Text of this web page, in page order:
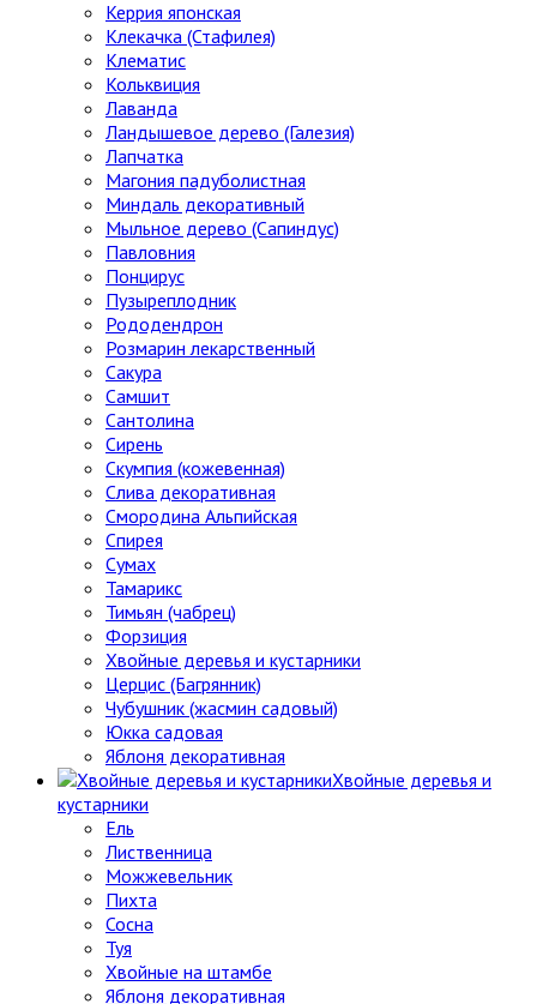
Керрия японская
Клекачка (Стафилея)
Клематис
Кольквиция
Лаванда
Ландышевое дерево (Галезия)
Лапчатка
Магония падуболистная
Миндаль декоративный
Мыльное дерево (Сапиндус)
Павловния
Понцирус
Пузыреплодник
Рододендрон
Розмарин лекарственный
Сакура
Самшит
Сантолина
Сирень
Скумпия (кожевенная)
Слива декоративная
Смородина Альпийская
Спирея
Сумах
Тамарикс
Тимьян (чабрец)
Форзиция
Хвойные деревья и кустарники
Церцис (Багрянник)
Чубушник (жасмин садовый)
Юкка садовая
Яблоня декоративная
Хвойные деревья и
кустарники
Ель
Лиственница
Можжевельник
Пихта
Сосна
Туя
Хвойные на штамбе
Яблоня декоративная